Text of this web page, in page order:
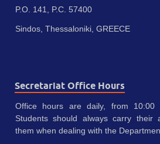
P.O. 141, P.C. 57400
Sindos, Thessaloniki, GREECE
Secretariat Office Hours
Office hours are daily, from 10:00
Students should always carry their
them when dealing with the